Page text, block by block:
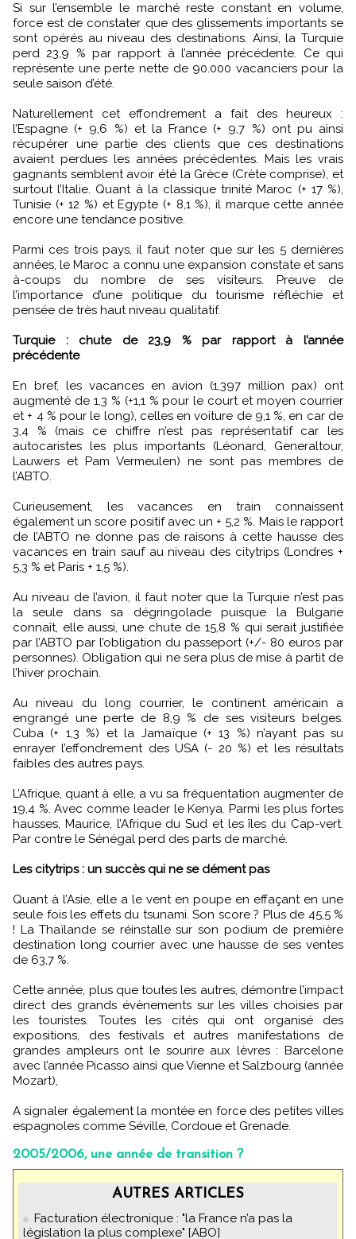
Si sur l’ensemble le marché reste constant en volume,
force est de constater que des glissements importants se
sont opérés au niveau des destinations. Ainsi, la Turquie
perd 23,9 % par rapport à l’année précédente. Ce qui
représente une perte nette de 90.000 vacanciers pour la
seule saison d’été.
Naturellement cet effondrement a fait des heureux :
l’Espagne (+ 9,6 %) et la France (+ 9,7 %) ont pu ainsi
récupérer une partie des clients que ces destinations
avaient perdues les années précédentes. Mais les vrais
gagnants semblent avoir été la Grèce (Crète comprise), et
surtout l’Italie. Quant à la classique trinité Maroc (+ 17 %),
Tunisie (+ 12 %) et Egypte (+ 8,1 %), il marque cette année
encore une tendance positive.
Parmi ces trois pays, il faut noter que sur les 5 dernières
années, le Maroc a connu une expansion constate et sans
à-coups du nombre de ses visiteurs. Preuve de
l’importance d’une politique du tourisme réfléchie et
pensée de très haut niveau qualitatif.
Turquie : chute de 23,9 % par rapport à l’année
précédente
En bref, les vacances en avion (1,397 million pax) ont
augmenté de 1,3 % (+1,1 % pour le court et moyen courrier
et + 4 % pour le long), celles en voiture de 9,1 %, en car de
3,4 % (mais ce chiffre n’est pas représentatif car les
autocaristes les plus importants (Léonard, Generaltour,
Lauwers et Pam Vermeulen) ne sont pas membres de
l’ABTO.
Curieusement, les vacances en train connaissent
également un score positif avec un + 5,2 %. Mais le rapport
de l’ABTO ne donne pas de raisons à cette hausse des
vacances en train sauf au niveau des citytrips (Londres +
5,3 % et Paris + 1,5 %).
Au niveau de l’avion, il faut noter que la Turquie n’est pas
la seule dans sa dégringolade puisque la Bulgarie
connaît, elle aussi, une chute de 15,8 % qui serait justifiée
par l’ABTO par l’obligation du passeport (+/- 80 euros par
personnes). Obligation qui ne sera plus de mise à partit de
l’hiver prochain.
Au niveau du long courrier, le continent américain a
engrangé une perte de 8,9 % de ses visiteurs belges.
Cuba (+ 1,3 %) et la Jamaïque (+ 13 %) n’ayant pas su
enrayer l’effondrement des USA (- 20 %) et les résultats
faibles des autres pays.
L’Afrique, quant à elle, a vu sa fréquentation augmenter de
19,4 %. Avec comme leader le Kenya. Parmi les plus fortes
hausses, Maurice, l’Afrique du Sud et les îles du Cap-vert.
Par contre le Sénégal perd des parts de marché.
Les citytrips : un succès qui ne se dément pas
Quant à l’Asie, elle a le vent en poupe en effaçant en une
seule fois les effets du tsunami. Son score ? Plus de 45,5 %
! La Thaïlande se réinstalle sur son podium de première
destination long courrier avec une hausse de ses ventes
de 63,7 %.
Cette année, plus que toutes les autres, démontre l’impact
direct des grands évènements sur les villes choisies par
les touristes. Toutes les cités qui ont organisé des
expositions, des festivals et autres manifestations de
grandes ampleurs ont le sourire aux lèvres : Barcelone
avec l’année Picasso ainsi que Vienne et Salzbourg (année
Mozart),
A signaler également la montée en force des petites villes
espagnoles comme Séville, Cordoue et Grenade.
2005/2006, une année de transition ?
AUTRES ARTICLES
Facturation électronique : "la France n’a pas la
législation la plus complexe" [ABO]